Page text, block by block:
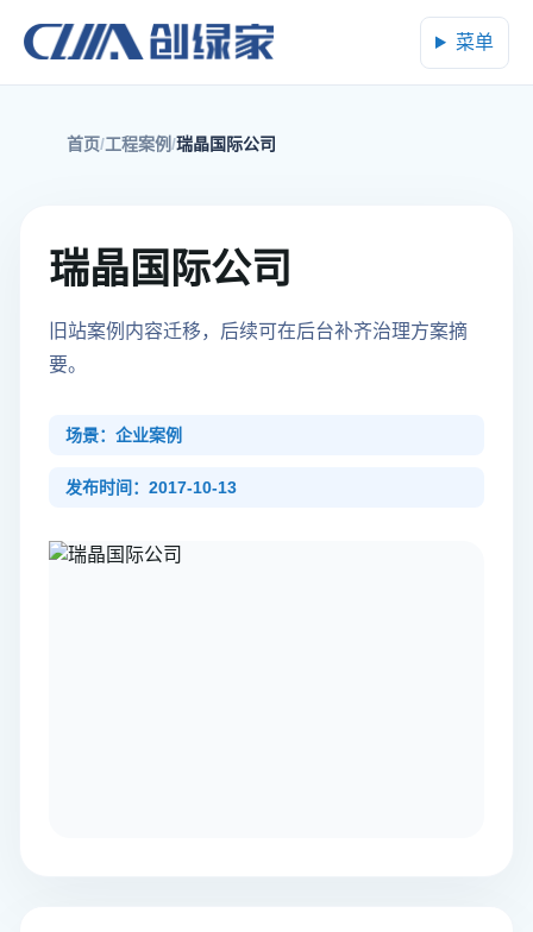
菜单
首页 工程案例 瑞晶国际公司
瑞晶国际公司
旧站案例内容迁移，后续可在后台补齐治理方案摘
要。
场景：企业案例
发布时间：2017-10-13